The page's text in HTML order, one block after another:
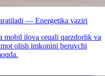
— Energetika vaziri
mobil ilova orqali qarzdorlik va
olish imkonini beruvchi